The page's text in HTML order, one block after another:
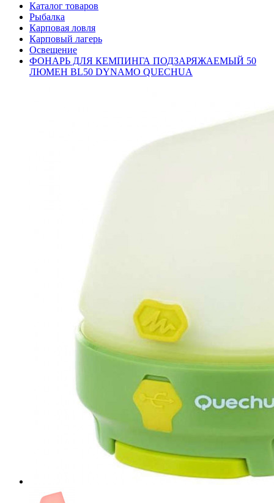
Каталог товаров
Рыбалка
Карповая ловля
Карповый лагерь
Освещение
ФОНАРЬ ДЛЯ КЕМПИНГА ПОДЗАРЯЖАЕМЫЙ 50
ЛЮМЕН BL50 DYNAMO QUECHUA